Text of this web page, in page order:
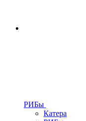
РИБы
Катера